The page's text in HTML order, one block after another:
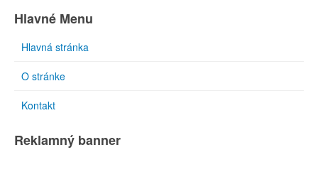
Hlavné Menu
Hlavná stránka
O stránke
Kontakt
Reklamný banner